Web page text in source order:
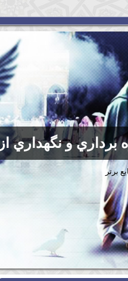
برداري و نگهداري
برتر